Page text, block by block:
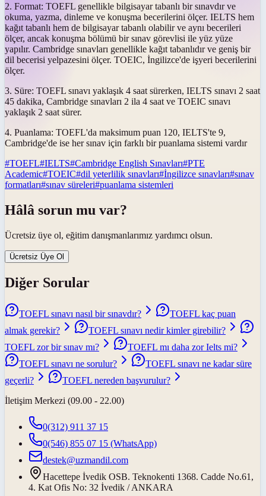
2. Format: TOEFL genellikle bilgisayar tabanlı bir sınavdır ve
okuma, yazma, dinleme ve konuşma becerilerini ölçer. IELTS hem
kağıt tabanlı hem de bilgisayar tabanlı olabilir ve aynı becerileri
ölçer, ancak konuşma bölümü bir sınav görevlisi ile yüz yüze
yapılır. Cambridge sınavları genellikle kağıt tabanlıdır ve geniş bir
dil becerisi yelpazesini ölçer. TOEIC, İngilizce'de işyeri becerilerini
ölçer.
3. Süre: TOEFL sınavı yaklaşık 4 saat sürerken, IELTS sınavı 2 saat
45 dakika, Cambridge sınavları 2 ila 4 saat ve TOEIC sınavı
yaklaşık 2 saat sürer.
4. Puanlama: TOEFL'da maksimum puan 120, IELTS'te 9,
Cambridge'de ise her sınav için farklı bir puanlama sistemi vardır
#TOEFL#IELTS#Cambridge English Sınavları#PTE
Academic#TOEIC#dil yeterlilik sınavları#İngilizce sınavları#sınav
formatları#sınav süreleri#puanlama sistemleri
Hâlâ sorun mu var?
Ücretsiz üye ol, eğitim danışmanlarımız yardımcı olsun.
Ücretsiz Üye Ol
Diğer Sorular
TOEFL sınavı nasıl bir sınavdır?
TOEFL kaç puan
almak gerekir?
TOEFL sınavı nedir kimler girebilir?
TOEFL zor bir sınav mı?
TOEFL mı daha zor Ielts mi?
TOEFL sınavı ne sorulur?
TOEFL sınavı ne kadar süre
geçerli?
TOEFL nereden başvurulur?
İletişim Merkezi (09.00 - 22.00)
0(312) 911 37 15
0(546) 855 07 15 (WhatsApp)
destek@uzmandil.com
Hacettepe İvedik OSB. Teknokenti 1368. Cadde No.61,
4. Kat Ofis No: 32 İvedik / ANKARA